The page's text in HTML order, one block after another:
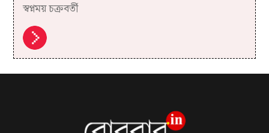
স্বপ্নময় চক্রবর্তী